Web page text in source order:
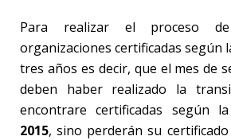
Para realizar el proceso
organizaciones certificadas según
tres años es decir, que el mes de
deben haber realizado la
encontrare certificadas según
2015, sino perderán su